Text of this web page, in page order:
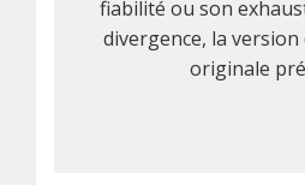
fiabilité ou son
divergence, la
originale